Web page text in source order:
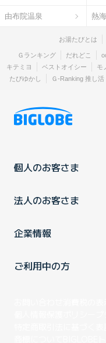
由布院温泉 熱
お湯たびとは
Ｇランキング だれどこ
キテミヨ
ベストオイシー モ
たびゆかし
Ｇ-Ranking 推し活
個人のお客さま
法人のお客さま
企業情報
ご利用中の方